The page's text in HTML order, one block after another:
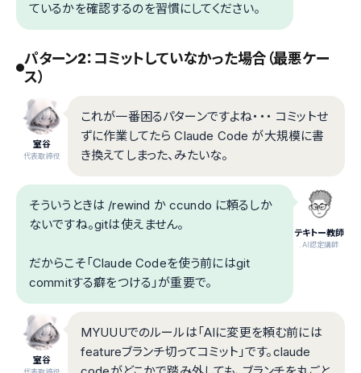
ているかを確認するのを習慣にしてください。
パターン2：コミットしていなかった場合（最悪ケー
ス）
室谷
代表取締役
これが一番困るパターンですよね・・・ コミットせ
ずに作業してたら Claude Code が大規模に書
き換えてしまった、みたいな。
テキトー教師
.AI認定講師
そういうときは /rewind か ccundo に頼るしか
ないですね。gitは使えません。
だからこそ「Claude Codeを使う前にはgit
commitする癖をつける」が重要で。
室谷
MYUUUでのルールは「AIに変更を頼む前には
featureブランチ切ってコミット」です。claude